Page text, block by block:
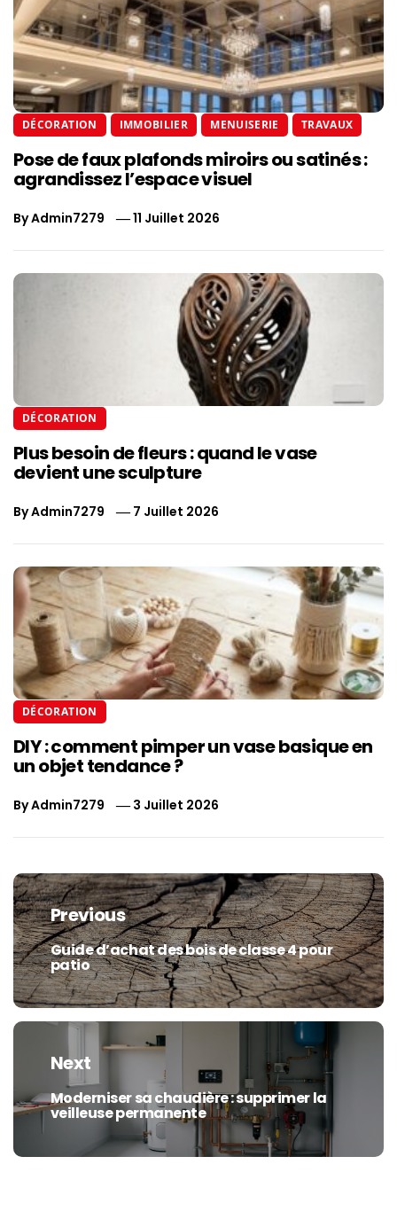
DÉCORATION IMMOBILIER MENUISERIE TRAVAUX
Pose de faux plafonds miroirs ou satinés :
agrandissez l’espace visuel
ByAdmin7279 11 Juillet 2026
DÉCORATION
Plus besoin de fleurs : quand le vase
devient une sculpture
ByAdmin7279 7 Juillet 2026
DÉCORATION
DIY : comment pimper un vase basique en
un objet tendance ?
ByAdmin7279 3 Juillet 2026
Navigation
de
l’article
Previous
Previous
post:
Guide d’achat des bois de classe 4 pour
patio
Next
Next
post:
Moderniser sa chaudière : supprimer la
veilleuse permanente